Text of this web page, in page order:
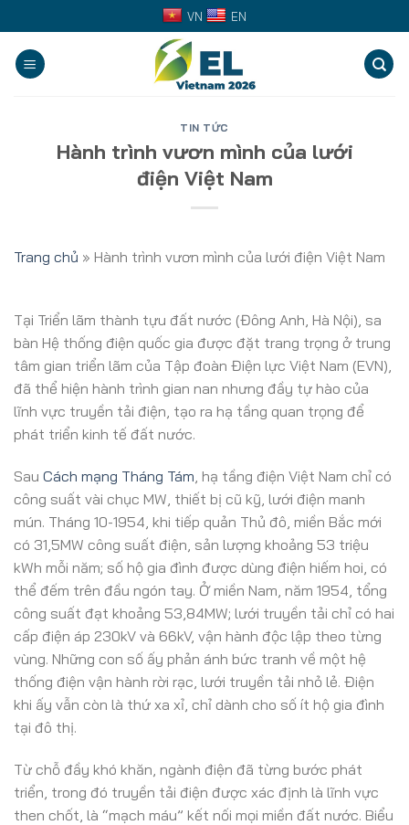
to
content
VN EN
TIN TỨC
Hành trình vươn mình của lưới
điện Việt Nam
Trang chủ » Hành trình vươn mình của lưới điện Việt Nam
Tại Triển lãm thành tựu đất nước (Đông Anh, Hà Nội), sa
bàn Hệ thống điện quốc gia được đặt trang trọng ở trung
tâm gian triển lãm của Tập đoàn Điện lực Việt Nam (EVN),
đã thể hiện hành trình gian nan nhưng đầy tự hào của
lĩnh vực truyền tải điện, tạo ra hạ tầng quan trọng để
phát triển kinh tế đất nước.
Sau Cách mạng Tháng Tám, hạ tầng điện Việt Nam chỉ có
công suất vài chục MW, thiết bị cũ kỹ, lưới điện manh
mún. Tháng 10-1954, khi tiếp quản Thủ đô, miền Bắc mới
có 31,5MW công suất điện, sản lượng khoảng 53 triệu
kWh mỗi năm; số hộ gia đình được dùng điện hiếm hoi, có
thể đếm trên đầu ngón tay. Ở miền Nam, năm 1954, tổng
công suất đạt khoảng 53,84MW; lưới truyền tải chỉ có hai
cấp điện áp 230kV và 66kV, vận hành độc lập theo từng
vùng. Những con số ấy phản ánh bức tranh về một hệ
thống điện vận hành rời rạc, lưới truyền tải nhỏ lẻ. Điện
khi ấy vẫn còn là thứ xa xỉ, chỉ dành cho số ít hộ gia đình
tại đô thị.
Từ chỗ đầy khó khăn, ngành điện đã từng bước phát
triển, trong đó truyền tải điện được xác định là lĩnh vực
then chốt, là “mạch máu” kết nối mọi miền đất nước. Biểu